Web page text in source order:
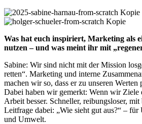
Was hat euch inspiriert, Marketing als
nutzen – und was meint ihr mit
Sabine: Wir sind nicht mit der Mission
retten“. Marketing und interne
machen wir so, dass er zu unseren Werten
Dabei haben wir gemerkt: Wenn wir
Arbeit besser. Schneller, reibungsloser,
Leitfrage dabei: „Wie sieht gut aus?“ – für
und Umwelt.